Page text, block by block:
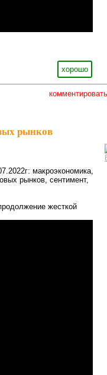
хорошо
комментировать
рынков
макроэкономика,
рынков, сентимент,
жесткой